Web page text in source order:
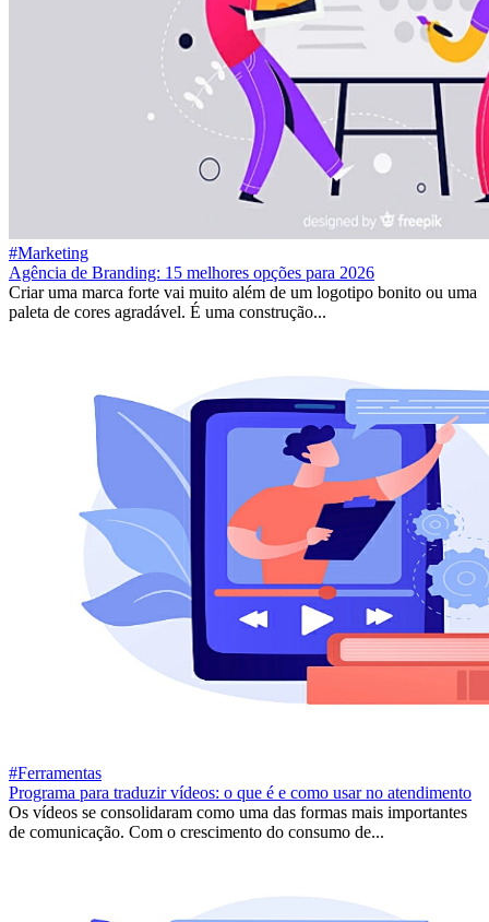
#Marketing
Agência de Branding: 15 melhores opções para 2026
Criar uma marca forte vai muito além de um logotipo bonito ou uma
paleta de cores agradável. É uma construção...
#Ferramentas
Programa para traduzir vídeos: o que é e como usar no atendimento
Os vídeos se consolidaram como uma das formas mais importantes
de comunicação. Com o crescimento do consumo de...